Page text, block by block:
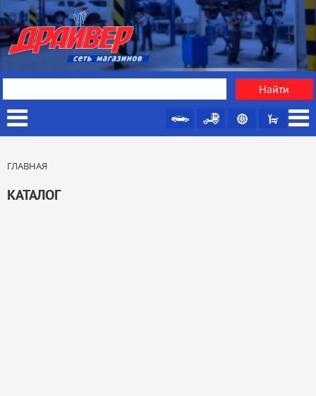
ГЛАВНАЯ
КАТАЛОГ